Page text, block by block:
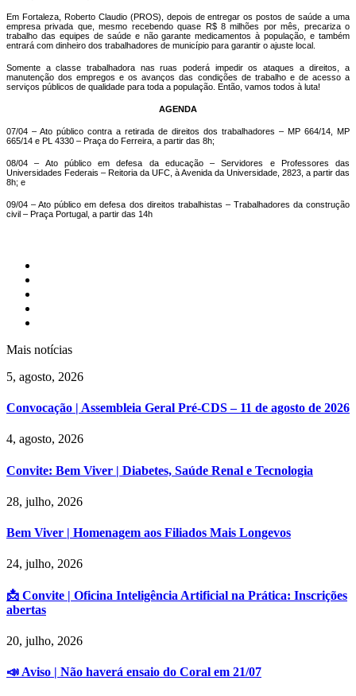
Em Fortaleza, Roberto Claudio (PROS), depois de entregar os postos de saúde a uma
empresa privada que, mesmo recebendo quase R$ 8 milhões por mês, precariza o
trabalho das equipes de saúde e não garante medicamentos à população, e também
entrará com dinheiro dos trabalhadores de município para garantir o ajuste local.
Somente a classe trabalhadora nas ruas poderá impedir os ataques a direitos, a
manutenção dos empregos e os avanços das condições de trabalho e de acesso a
serviços públicos de qualidade para toda a população. Então, vamos todos à luta!
AGENDA
07/04 – Ato público contra a retirada de direitos dos trabalhadores – MP 664/14, MP
665/14 e PL 4330 – Praça do Ferreira, a partir das 8h;
08/04 – Ato público em defesa da educação – Servidores e Professores das
Universidades Federais – Reitoria da UFC, à Avenida da Universidade, 2823, a partir das
8h; e
09/04 – Ato público em defesa dos direitos trabalhistas – Trabalhadores da construção
civil – Praça Portugal, a partir das 14h
Mais notícias
5, agosto, 2026
Convocação | Assembleia Geral Pré-CDS – 11 de agosto de 2026
4, agosto, 2026
Convite: Bem Viver | Diabetes, Saúde Renal e Tecnologia
28, julho, 2026
Bem Viver | Homenagem aos Filiados Mais Longevos
24, julho, 2026
📩 Convite | Oficina Inteligência Artificial na Prática: Inscrições
abertas
20, julho, 2026
📣 Aviso | Não haverá ensaio do Coral em 21/07